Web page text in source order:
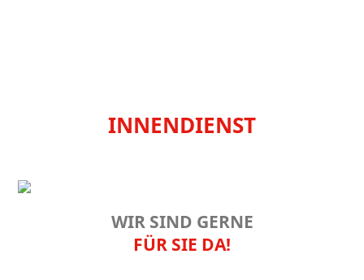
INNENDIENST
WIR SIND GERNE
FÜR SIE DA!